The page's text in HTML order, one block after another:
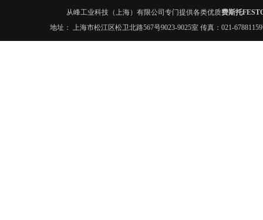
从峰工业科技（上海）有限公司专门提供各类优质费斯托
地址： 上海市松江区松卫北路567号9023-9025室 传真：021-